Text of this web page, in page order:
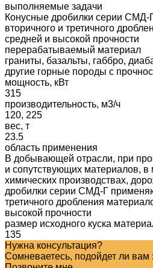
выполняемые задачи
Конусные дробилки серии СМД-
вторичного и третичного
средней и высокой прочности
перерабатываемый материал
граниты, базальты, габбро,
другие горные породы с
мощность, кВт
315
производительность, м3/ч
120, 225
вес, т
23.5
область применения
В добывающей отрасли, при
и сопутствующих материалов, в
химических производствах,
дробилки серии СМД-Г
третичного дробления
высокой прочности
размер исходного куска
135
Нужна консультация?
Сомневаетесь, подойдет ли вам